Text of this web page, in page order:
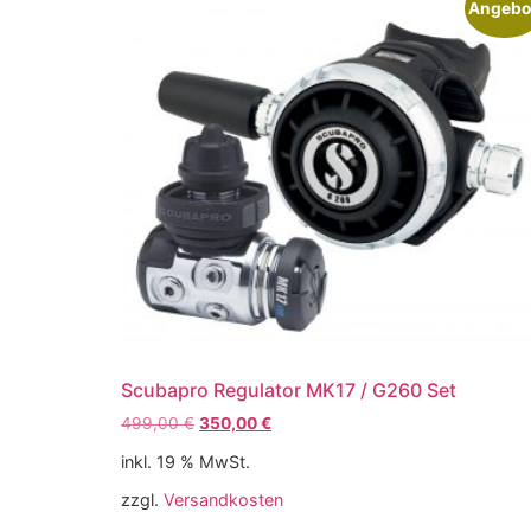
Scubapro Regulator MK17 / G260 Set
499,00€ 350,00€
inkl. 19 % MwSt.
zzgl. Versandkosten